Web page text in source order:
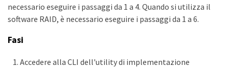
necessario eseguire i passaggi da 1 a 4. Quando si utilizza il
software RAID, è necessario eseguire i passaggi da 1 a 6.
Fasi
Accedere alla CLI dell'utility di implementazione